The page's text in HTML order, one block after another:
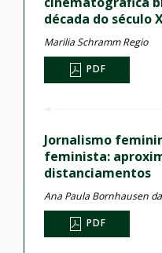
década do século
Marilia Schramm Regio
PDF
Jornalismo
feminista:
distanciamentos
Ana Paula Bornhausen
PDF